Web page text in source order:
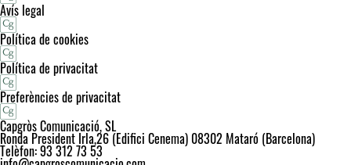
Avís legal
Política de cookies
Política de privacitat
Preferències de privacitat
Capgròs Comunicació, SL
Ronda President Irla,26 (Edifici Cenema) 08302 Mataró (Barcelona)
Telèfon: 93 312 73 53